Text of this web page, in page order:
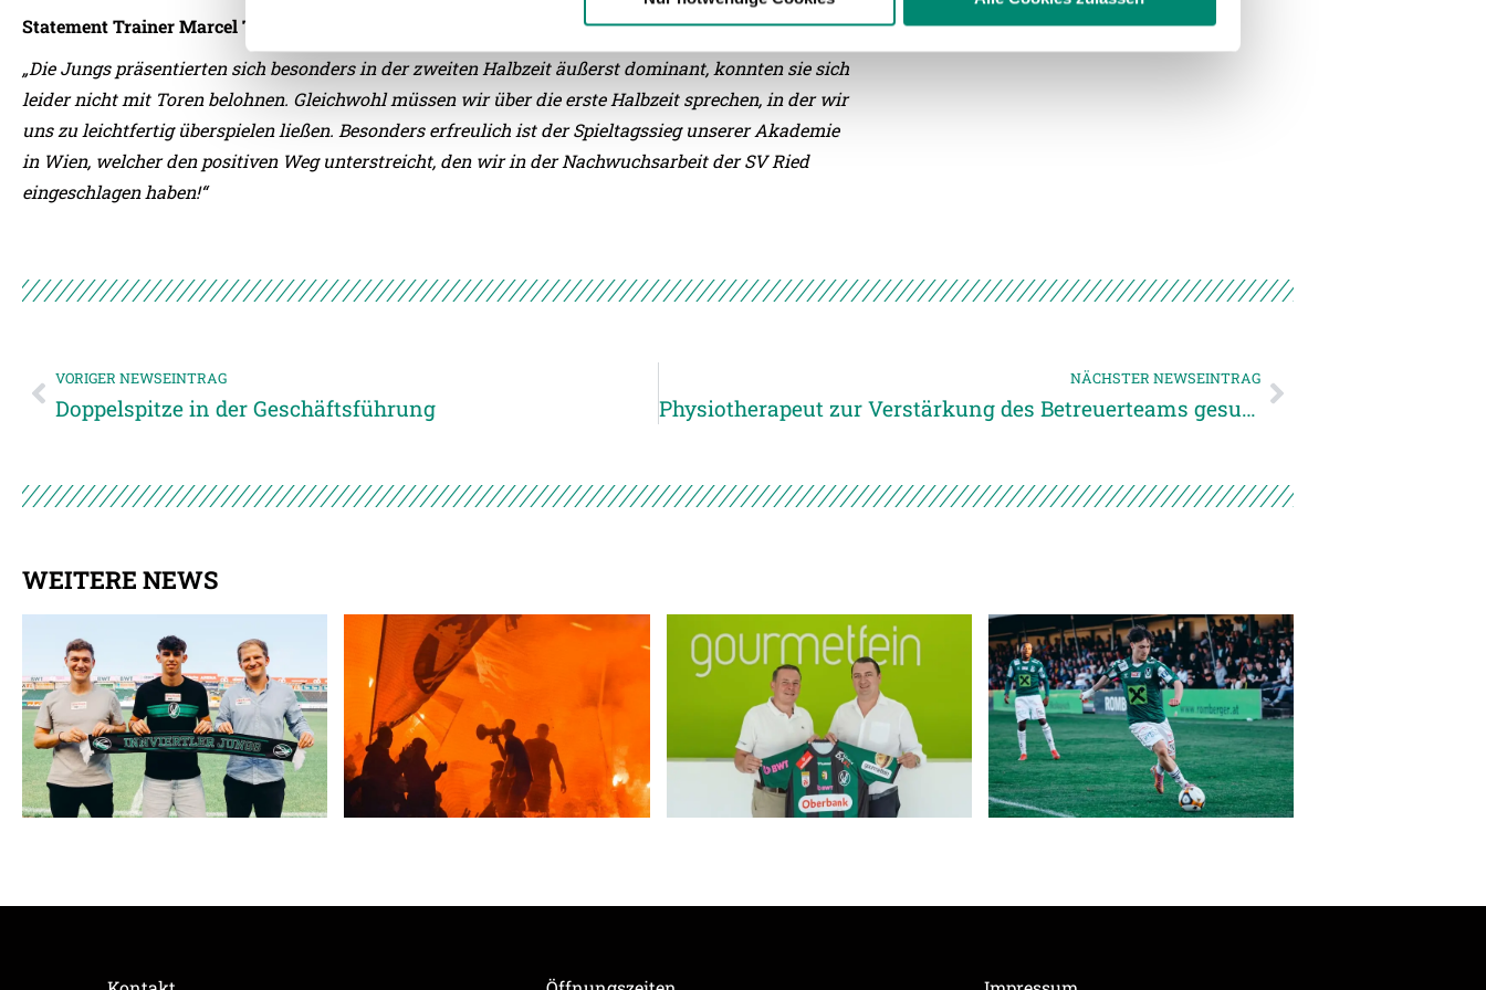
Weitere Details, insbesondere zu Speicherdauer und Empfänger entnehmen Sie unserer
Statement Trainer Marcel Thallinger:
„Die Jungs präsentierten sich besonders in der zweiten Halbzeit äußerst dominant, konnten sie sich
leider nicht mit Toren belohnen. Gleichwohl müssen wir über die erste Halbzeit sprechen, in der wir
uns zu leichtfertig überspielen ließen. Besonders erfreulich ist der Spieltagssieg unserer Akademie
in Wien, welcher den positiven Weg unterstreicht, den wir in der Nachwuchsarbeit der SV Ried
eingeschlagen haben!“
VORIGER NEWSEINTRAG
Doppelspitze in der Geschäftsführung
NÄCHSTER NEWSEINTRAG
Physiotherapeut zur Verstärkung des Betreuerteams gesucht
WEITERE NEWS